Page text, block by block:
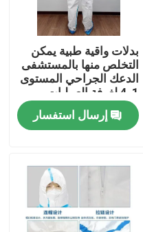
بدلات واقية طبية يمكن
التخلص منها بالمستشفى
الدعك الجراحي المستوى
1-4 لغرفة العمليات
إرسال استفسار